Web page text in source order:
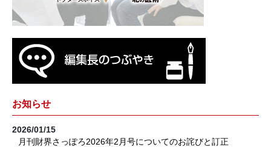
お知らせ
2026/01/15
月刊財界さっぽろ2026年2月号についてのお詫びと訂正